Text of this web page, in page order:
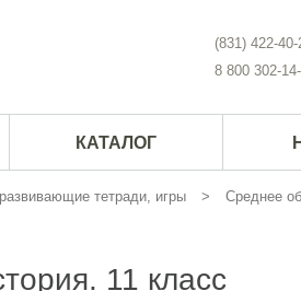
(831) 422-40-
8 800 302-
КАТАЛОГ
тетради, игры Среднее
11 класс